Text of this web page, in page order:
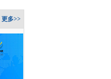
更多>>